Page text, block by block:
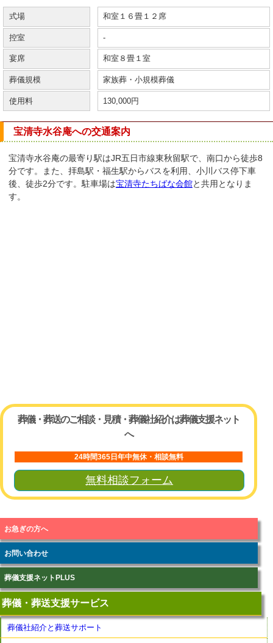
式場 和室１６畳１２席
控室 -
宴席 和室８畳１室
葬儀規模 家族葬・小規模葬儀
使用料 130,000円
宝清寺水谷庵への交通案内
宝清寺水谷庵の最寄り駅はJR五日市線東秋留駅で、南口から徒歩8
分です。また、拝島駅・福生駅からバスを利用、小川バス停下車
後、徒歩2分です。駐車場は宝清寺たちばな会館と共用となりま
す。
葬儀・葬送のご相談・見積・葬儀社紹介は葬儀支援ネット
へ
24時間365日年中無休・相談無料
無料相談フォーム
お急ぎの方へ
お問い合わせ
葬儀支援ネットPLUS
葬儀・葬送支援サービス
葬儀社紹介と葬送サポート